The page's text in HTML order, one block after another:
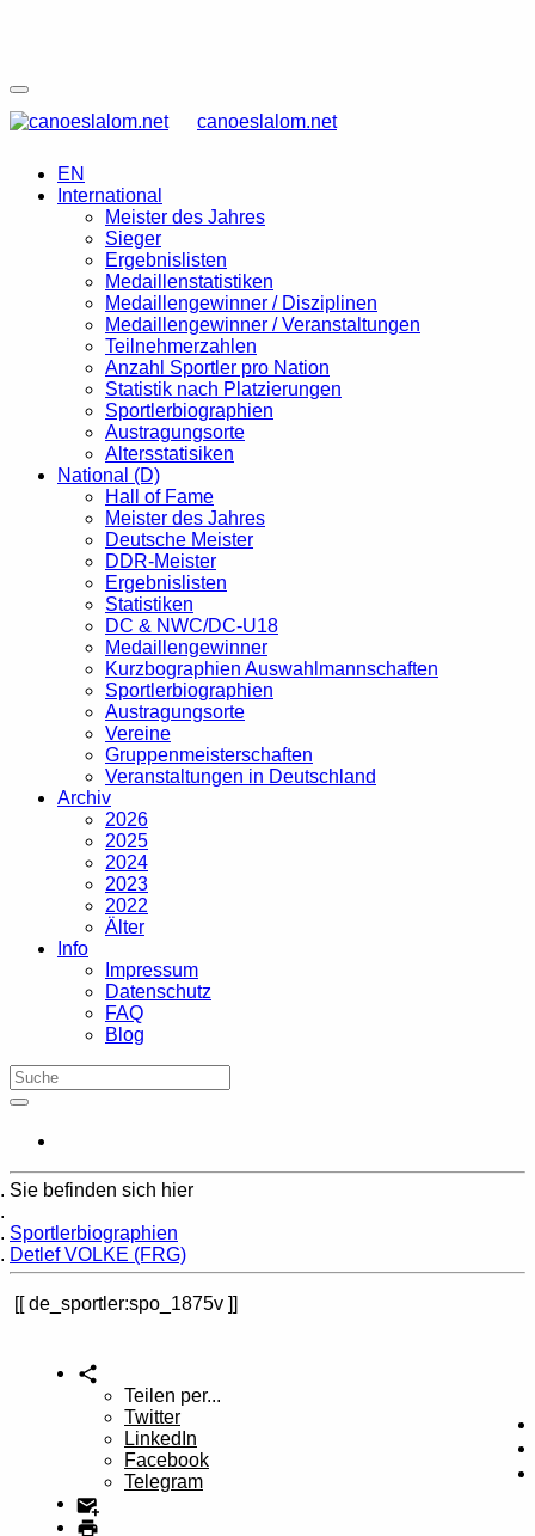
canoeslalom.net
EN
International
Meister des Jahres
Sieger
Ergebnislisten
Medaillenstatistiken
Medaillengewinner / Disziplinen
Medaillengewinner / Veranstaltungen
Teilnehmerzahlen
Anzahl Sportler pro Nation
Statistik nach Platzierungen
Sportlerbiographien
Austragungsorte
Altersstatisiken
National (D)
Hall of Fame
Meister des Jahres
Deutsche Meister
DDR-Meister
Ergebnislisten
Statistiken
DC & NWC/DC-U18
Medaillengewinner
Kurzbographien Auswahlmannschaften
Sportlerbiographien
Austragungsorte
Vereine
Gruppenmeisterschaften
Veranstaltungen in Deutschland
Archiv
2026
2025
2024
2023
2022
Älter
Info
Impressum
Datenschutz
FAQ
Blog
Sie befinden sich hier
Sportlerbiographien
Detlef VOLKE (FRG)
de_sportler:spo_1875v
Teilen per...
Twitter
LinkedIn
Facebook
Telegram